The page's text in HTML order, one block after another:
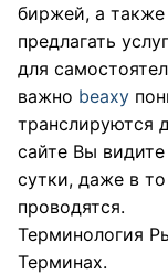
биржей, а
предлагать
для
важно beaxy
транслируются
сайте Вы
сутки, даже в
проводятся.
Терминология
Терминах.